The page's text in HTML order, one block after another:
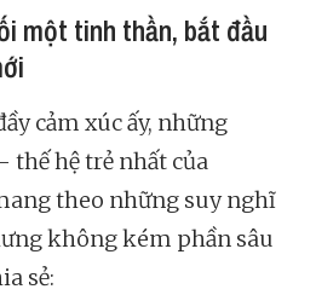
một tinh thần, bắt đầu
cảm xúc ấy, những
thế hệ trẻ nhất của
theo những suy nghĩ
không kém phần sâu
sẻ: